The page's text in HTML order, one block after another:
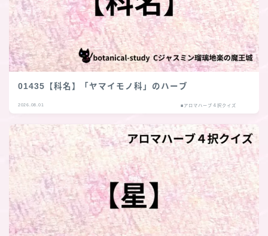
01435【科名】「ヤマイモノ科」のハーブ
2026.08.01 ■アロマハーブ４択クイズ